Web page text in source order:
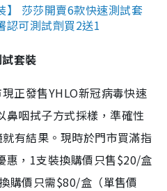
】 莎莎開賣6款快速測試套
認可測試劑買2送1
套裝
正發售YHLO新冠病毒快速
鼻咽拭子方式採樣，準確性
有結果。現時於門市買滿指
惠，1支裝換購價只售$20/盒
購價只需$80/盒（單售價